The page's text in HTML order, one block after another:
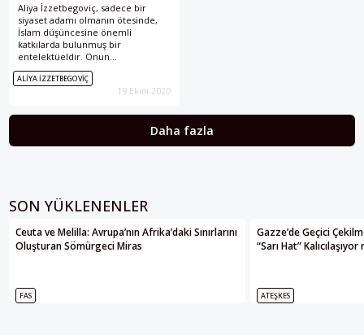
Aliya İzzetbegoviç, sadece bir
siyaset adamı olmanın ötesinde,
İslam düşüncesine önemli
katkılarda bulunmuş bir
entelektüeldir. Onun
Müslümanlara onurlu bir varoluş
için yaptığı çağrı hâlâ geçerliliğini
ALIYA İZZETBEGOVIÇ
19 Ekim 2020
Daha fazla
SON YÜKLENENLER
Ceuta ve Melilla: Avrupa’nın Afrika’daki Sınırlarını
Oluşturan Sömürgeci Miras
FAS
Gazze’de Geçici
“Sarı Hat” Kalıcılaşıyor
ATEŞKES